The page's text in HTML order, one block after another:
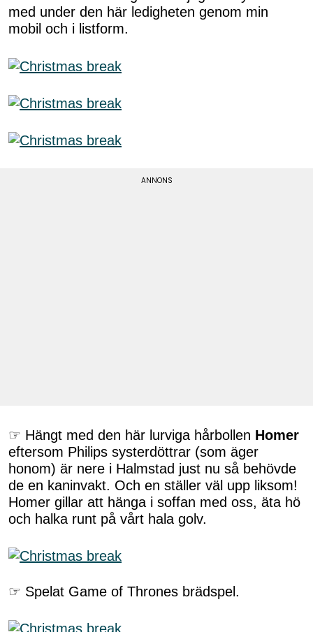
med under den här ledigheten genom min
mobil och i listform.
☞ Hängt med den här lurviga hårbollen Homer
eftersom Philips systerdöttrar (som äger
honom) är nere i Halmstad just nu så behövde
de en kaninvakt. Och en ställer väl upp liksom!
Homer gillar att hänga i soffan med oss, äta hö
och halka runt på vårt hala golv.
☞ Spelat Game of Thrones brädspel.